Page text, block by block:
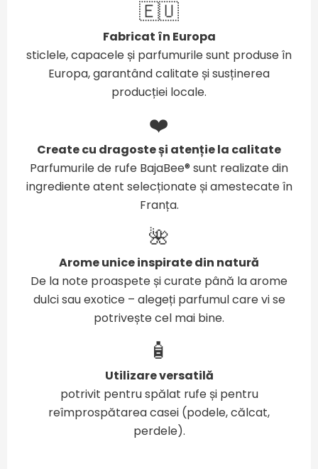
🇪🇺
Fabricat în Europa
sticlele, capacele și parfumurile sunt produse în
Europa, garantând calitate și susținerea
producției locale.
❤️
Create cu dragoste și atenție la calitate
Parfumurile de rufe BajaBee® sunt realizate din
ingrediente atent selecționate și amestecate în
Franța.
🌺
Arome unice inspirate din natură
De la note proaspete și curate până la arome
dulci sau exotice – alegeți parfumul care vi se
potrivește cel mai bine.
🧴
Utilizare versatilă
potrivit pentru spălat rufe și pentru
reîmprospătarea casei (podele, călcat,
perdele).